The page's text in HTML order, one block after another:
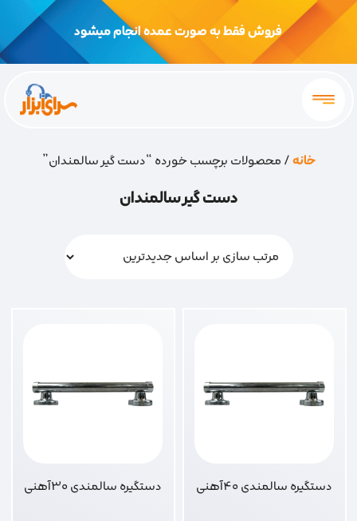
فروش فقط به صورت عمده انجام میشود
خانه/ محصولات برچسب خورده “دست گیر سالمندان”
دست گیر سالمندان
دستگیره سالمندی 40آهنی دستگیره سالمندی 30آهنی